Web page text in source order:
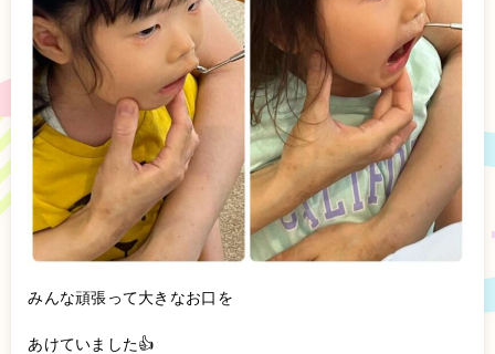
みんな頑張って大きなお口を
あけていました👍